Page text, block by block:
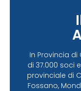
In Provincia di
di 37.000 soci
provinciale di
Fossano,